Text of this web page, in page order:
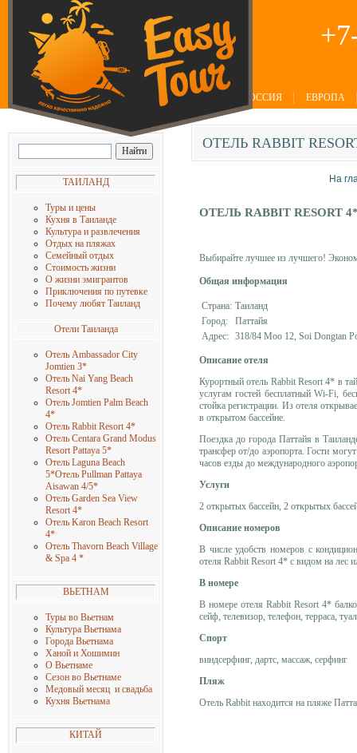
РОССИЯ ЕВРОПА
ТАИЛАНД
Туры и цены
Кухня в Таиланде
Культура и развлечения
Отдых на пляжах
Семейный отдых
Стоимость жизни
О жизни эмигрантов
Приключения по путевке
Почему любят Таиланд
Отели Таиланда
Отель Ambassador City
Jomtien 3*
Отель Nai Yang Beach
Resort 4*
Отель Jomtien Palm Beach
4*
Отель Rabbit Resort 4*
Отель Centara Grand Modus
Resort Pattaya 5*
Отель Laguna Beach
5*Отель Pullman Pattaya
Aisawan 4/5*
Отель Garden Sea View
Resort 4*
Отель Karon Beach Resort
4*
Отель Thavorn Beach Village
& Spa 4 *
ВЬЕТНАМ
Туры во Вьетнам
Культура Вьетнама
Города Вьетнама
Ханой и Хошимин
О Вьетнаме
Сезон во Вьетнаме
Медовый месяц и свадьба
Кухня Вьетнама
КИТАЙ
ОТЕЛЬ RABBIT
На
ОТЕЛЬ RABBIT RESORT 4
Выбирайте лучшее из лучшего!
Общая информация
Страна: Таиланд
Город:
Паттайя
Адрес: 318/84 Moo 12, Soi Dongtan
Описание отеля
Курортный отель Rabbit Resort 4* в
услугам гостей бесплатный Wi-Fi,
стойка регистрации. Из отеля
в открытом бассейне.
Поездка до города Паттайя в
трансфер от/до аэропорта. Гости
часов езды до международного
Услуги
2 открытых бассейн, 2 открытых
Описание номеров
В числе удобств номеров с
отеля Rabbit Resort 4* с видом на лес
В номере
В номере отеля Rabbit Resort 4*
сейф, телевизор, телефон, терраса,
Спорт
виндсерфинг, дартс, массаж, серфинг
Пляж
Отель Rabbit находится на пляже